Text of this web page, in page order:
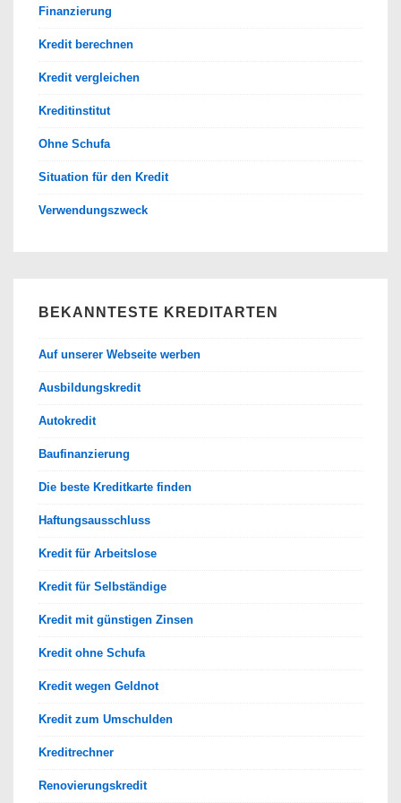
Finanzierung
Kredit berechnen
Kredit vergleichen
Kreditinstitut
Ohne Schufa
Situation für den Kredit
Verwendungszweck
BEKANNTESTE KREDITARTEN
Auf unserer Webseite werben
Ausbildungskredit
Autokredit
Baufinanzierung
Die beste Kreditkarte finden
Haftungsausschluss
Kredit für Arbeitslose
Kredit für Selbständige
Kredit mit günstigen Zinsen
Kredit ohne Schufa
Kredit wegen Geldnot
Kredit zum Umschulden
Kreditrechner
Renovierungskredit